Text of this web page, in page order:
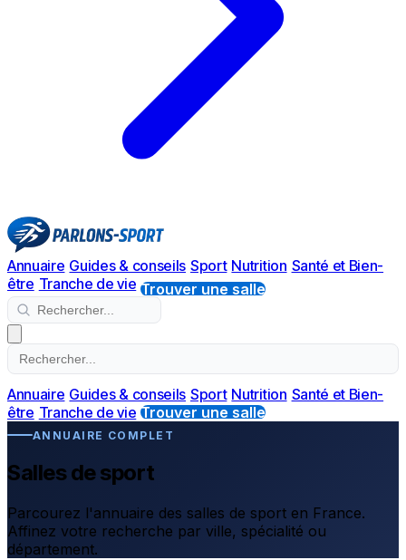
Annuaire Guides & conseils Sport Nutrition Santé et Bien-
être Tranche de vie Trouver une salle
Annuaire Guides & conseils Sport Nutrition Santé et Bien-
être Tranche de vie Trouver une salle
ANNUAIRE COMPLET
Salles de sport
Parcourez l'annuaire des salles de sport en France.
Affinez votre recherche par ville, spécialité ou
département.